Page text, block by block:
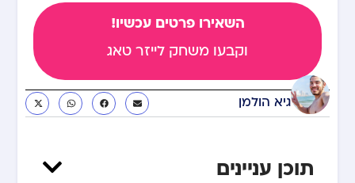
השאירו פרטים עכשיו!
וקבעו משחק לייזר טאג
גיא הולמן
תוכן עניינים